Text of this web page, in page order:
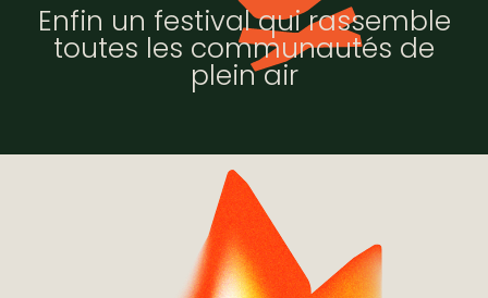
Enfin un festival qui rassemble
toutes les communautés de
plein air